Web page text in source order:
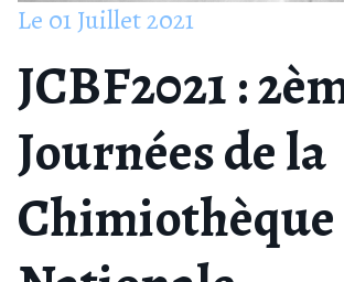
Le 01Juillet2021
JCBF2021 :
Journées de la
Chimiothèque